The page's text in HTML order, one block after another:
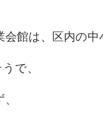
会館は、区内の中
で、